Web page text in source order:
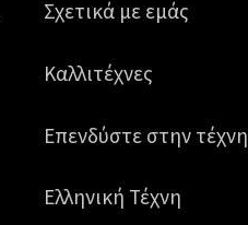
Σχετικά με εμάς
Καλλιτέχνες
Επενδύστε στην τέχνη
Ελληνική Τέχνη